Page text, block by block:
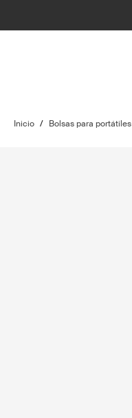
Inicio / Bolsas para portátiles